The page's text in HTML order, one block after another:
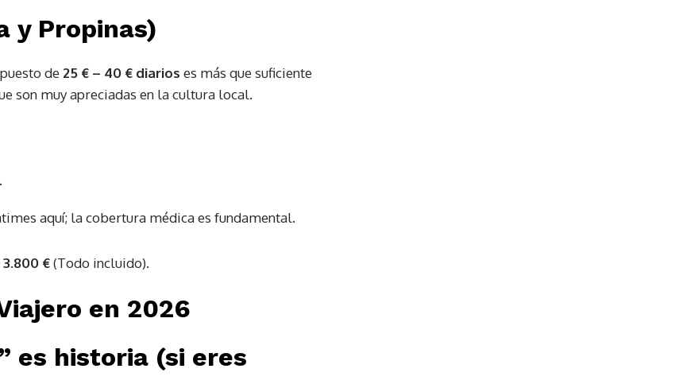
y Propinas)
de 25 € – 40 € diarios es más que suficiente
son muy apreciadas en la cultura local.
aquí; la cobertura médica es fundamental.
€(Todo incluido).
en 2026
es historia (si eres